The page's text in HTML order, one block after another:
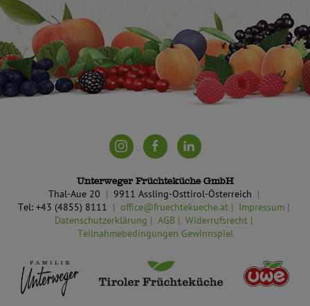
Unterweger Früchteküche GmbH
Thal-Aue 20
9911 Assling-Osttirol-Österreich
Tel: +43 (4855) 8111
office@fruechtekueche.at
Impressum
Datenschutzerklärung
AGB
Widerrufsrecht
Teilnahmebedingungen Gewinnspiel